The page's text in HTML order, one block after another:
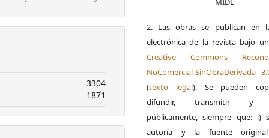
3304
1871
2. Las obras se publican en
electrónica de la revista bajo
Creative Commons
NoComercial-SinObraDerivada
(texto legal). Se pueden
difundir, transmitir y
públicamente, siempre que: i)
autoría y la fuente